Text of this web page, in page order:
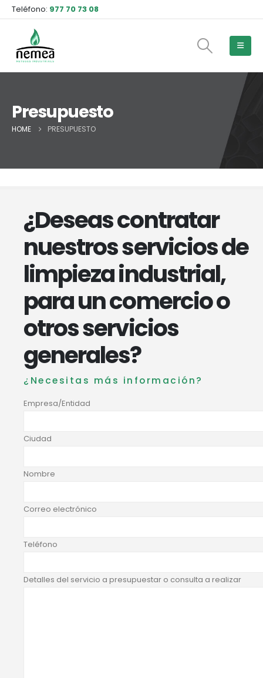
Teléfono: 977 70 73 08
Presupuesto
HOME PRESUPUESTO
¿Deseas contratar
nuestros servicios de
limpieza industrial,
para un comercio o
otros servicios
generales?
¿Necesitas más información?
Empresa/Entidad
Ciudad
Nombre
Correo electrónico
Teléfono
Detalles del servicio a presupuestar o consulta a realizar